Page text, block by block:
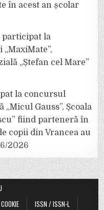
în acest an școlar
participat la
„Ștefan cel Mare”
la concursul
Gauss”, Școala
fiind parteneră în
copii din Vrancea au
2026
COOKIE
ISSN / ISSN-L